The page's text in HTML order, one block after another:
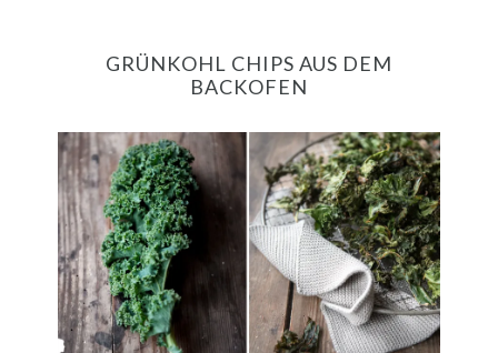
GRÜNKOHL CHIPS AUS DEM
BACKOFEN